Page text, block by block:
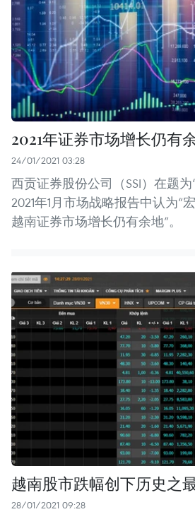
2021年证券市场增长仍有
24/01/2021 03:28
西贡证券股份公司（SSI）在题
2021年1月市场战略报告中认为“
越南证券市场增长仍有余地”。
越南股市跌幅创下历史之
28/01/2021 09:28